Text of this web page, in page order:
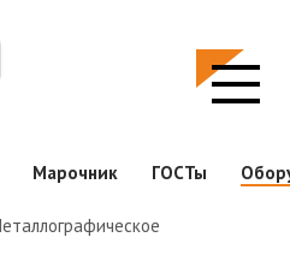
Марочник ГОСТы